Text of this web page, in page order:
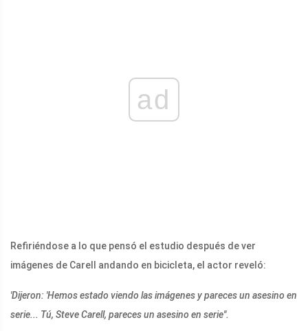
ad
Refiriéndose a lo que pensó el estudio después de ver
imágenes de Carell andando en bicicleta, el actor reveló:
'Dijeron: 'Hemos estado viendo las imágenes y pareces un asesino en
serie... Tú, Steve Carell, pareces un asesino en serie''.